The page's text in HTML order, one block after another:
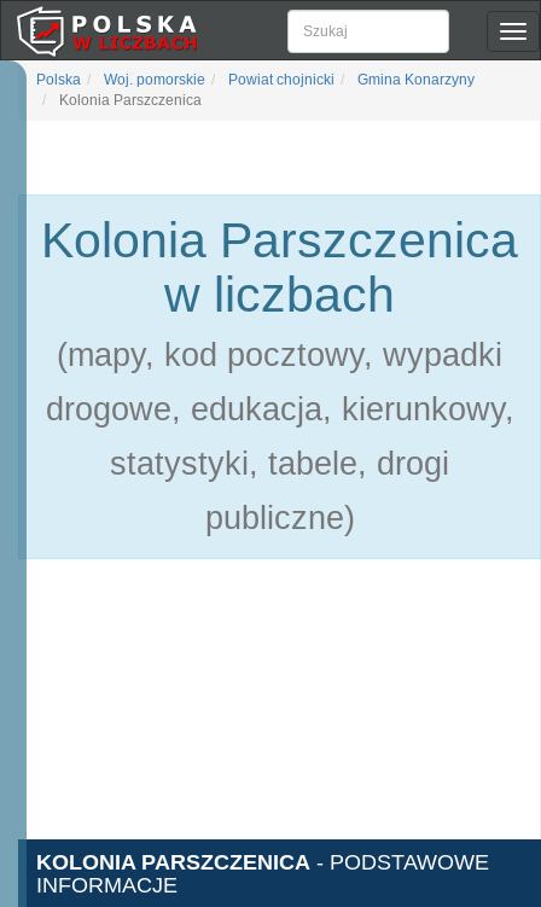
Polska Woj. pomorskie Powiat chojnicki
Gmina Konarzyny
Kolonia Parszczenica
Kolonia Parszczenica
w liczbach
(mapy, kod pocztowy, wypadki
drogowe, edukacja, kierunkowy,
statystyki, tabele, drogi
publiczne)
KOLONIA PARSZCZENICA - PODSTAWOWE
INFORMACJE